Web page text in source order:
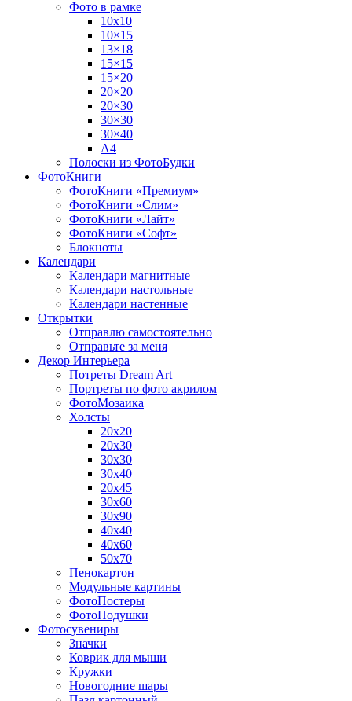
Фото в рамке
10х10
10×15
13×18
15×15
15×20
20×20
20×30
30×30
30×40
A4
Полоски из ФотоБудки
ФотоКниги
ФотоКниги «Премиум»
ФотоКниги «Слим»
ФотоКниги «Лайт»
ФотоКниги «Софт»
Блокноты
Календари
Календари магнитные
Календари настольные
Календари настенные
Открытки
Отправлю самостоятельно
Отправьте за меня
Декор Интерьера
Потреты Dream Art
Портреты по фото акрилом
ФотоМозаика
Холсты
20х20
20х30
30х30
30х40
20х45
30х60
30х90
40х40
40х60
50х70
Пенокартон
Модульные картины
ФотоПостеры
ФотоПодушки
Фотоcувениры
Значки
Коврик для мыши
Кружки
Новогодние шары